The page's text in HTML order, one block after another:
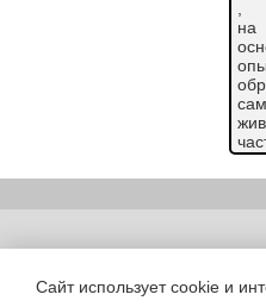
на
В
Сайт использует cookie и